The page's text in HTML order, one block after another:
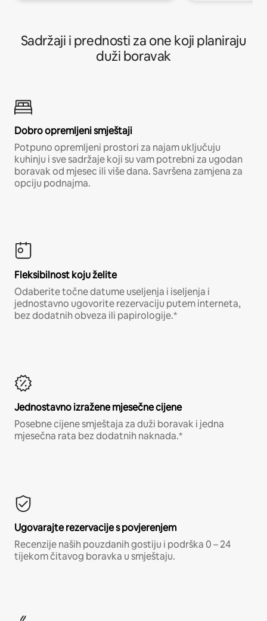
Sadržaji i prednosti za one koji planiraju
duži boravak
Dobro opremljeni smještaji
Potpuno opremljeni prostori za najam uključuju
kuhinju i sve sadržaje koji su vam potrebni za ugodan
boravak od mjesec ili više dana. Savršena zamjena za
opciju podnajma.
Fleksibilnost koju želite
Odaberite točne datume useljenja i iseljenja i
jednostavno ugovorite rezervaciju putem interneta,
bez dodatnih obveza ili papirologije.*
Jednostavno izražene mjesečne cijene
Posebne cijene smještaja za duži boravak i jedna
mjesečna rata bez dodatnih naknada.*
Ugovarajte rezervacije s povjerenjem
Recenzije naših pouzdanih gostiju i podrška 0 – 24
tijekom čitavog boravka u smještaju.